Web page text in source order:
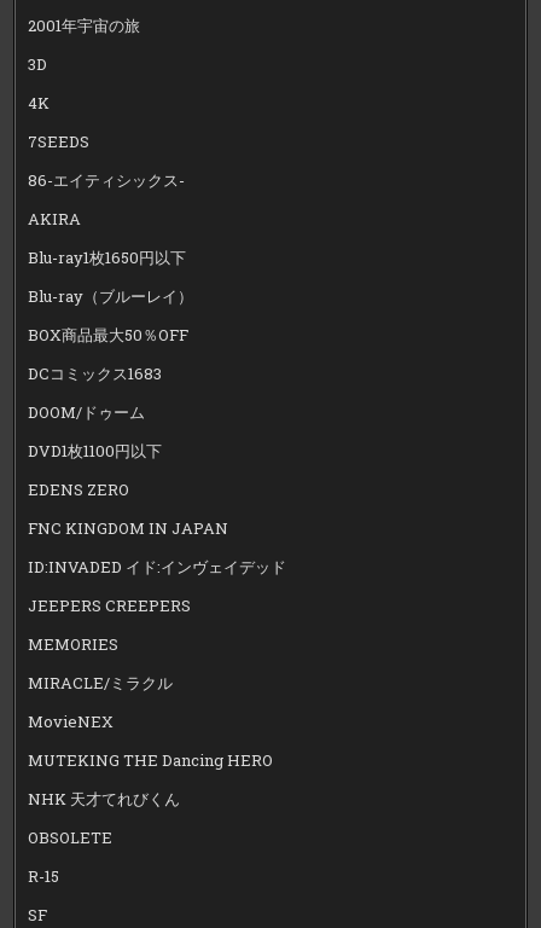
2001年宇宙の旅
3D
4K
7SEEDS
86-エイティシックス-
AKIRA
Blu-ray1枚1650円以下
Blu-ray（ブルーレイ）
BOX商品最大50％OFF
DCコミックス1683
DOOM/ドゥーム
DVD1枚1100円以下
EDENS ZERO
FNC KINGDOM IN JAPAN
ID:INVADED イド:インヴェイデッド
JEEPERS CREEPERS
MEMORIES
MIRACLE/ミラクル
MovieNEX
MUTEKING THE Dancing HERO
NHK 天才てれびくん
OBSOLETE
R-15
SF